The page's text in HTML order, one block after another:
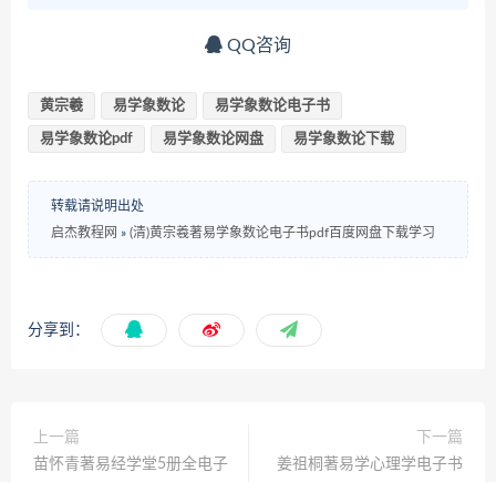
QQ咨询
黄宗羲 易学象数论 易学象数论电子书
易学象数论pdf 易学象数论网盘 易学象数论下载
转载请说明出处
启杰教程网 » (清)黄宗羲著易学象数论电子书pdf百度网盘下载学习
分享到：
上一篇
苗怀青著易经学堂5册全电子
下一篇
姜祖桐著易学心理学电子书